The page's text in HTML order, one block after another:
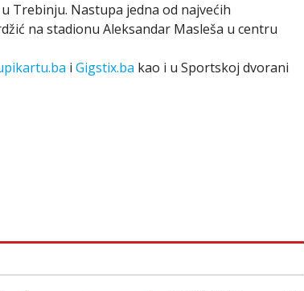
Trebinju. Nastupa jedna od najvećih
na stadionu Aleksandar Masleša u centru
i Gigstix.ba kao i u Sportskoj dvorani